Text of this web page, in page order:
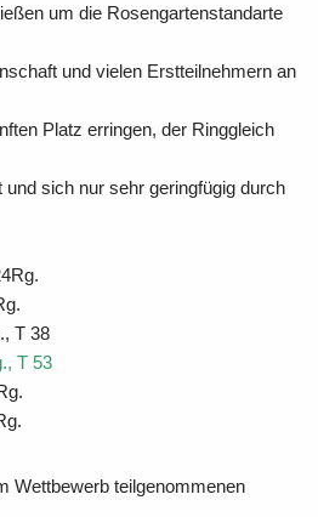
um die Rosengartenstandarte
und vielen Erstteilnehmern an
Platz erringen, der Ringgleich
sich nur sehr geringfügig durch
T 38
T 53
Wettbewerb teilgenommenen